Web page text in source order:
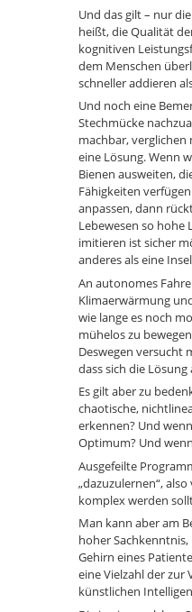
Und das gilt – nur
heißt, die Qualität
kognitiven
dem Menschen
schneller addieren
Und noch eine
Stechmücke
machbar, verglichen
eine Lösung. Wenn
Bienen ausweiten,
Fähigkeiten
anpassen, dann
Lebewesen so hohe
imitieren ist sicher
anderes als eine
An autonomes
Klimaerwärmung
wie lange es noch
mühelos zu
Deswegen versucht
dass sich die
Es gilt aber zu
chaotische,
erkennen? Und
Optimum? Und
Ausgefeilte
„dazuzulernen“,
komplex werden
Man kann aber am
hoher
Gehirn eines
eine Vielzahl der
künstlichen